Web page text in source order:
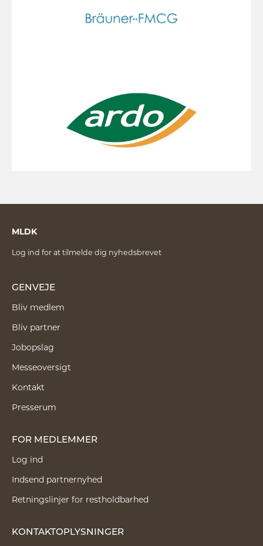
MLDK
Log ind for at tilmelde dig nyhedsbrevet
GENVEJE
Bliv medlem
Bliv partner
Jobopslag
Messeoversigt
Kontakt
Presserum
FOR MEDLEMMER
Log ind
Indsend partnernyhed
Retningslinjer for restholdbarhed
KONTAKTOPLYSNINGER